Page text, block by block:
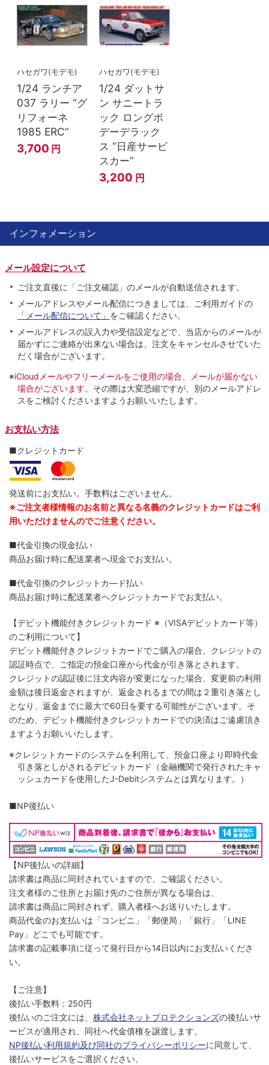
ハセガワ(モデモ)
1/24 ランチア
037 ラリー “グ
リフォーネ
1985 ERC”
3,700 円
ハセガワ(モデモ)
1/24 ダットサ
ン サニートラ
ック ロングボ
デーデラック
ス “日産サービ
スカー”
3,200 円
インフォメーション
メール設定について
ご注文直後に「ご注文確認」のメールが自動送信されます。
メールアドレスやメール配信につきましては、ご利用ガイドの
「メール配信について」 をご確認ください。
メールアドレスの誤入力や受信設定などで、当店からのメールが
届かずにご連絡が出来ない場合は、注文をキャンセルさせていた
だく場合がございます。
※iCloudメールやフリーメールをご使用の場合、メールが届かない
場合がございます。 その際は大変恐縮ですが、別のメールアドレ
スをご検討くださいますようお願いいたします。
お支払い方法
■クレジットカード
発送前にお支払い。手数料はございません。
※ご注文者様情報のお名前と異なる名義のクレジットカードはご利
用いただけませんのでご注意ください。
■代金引換の現金払い
商品お届け時に配送業者へ現金でお支払い。
■代金引換のクレジットカ―ド払い
商品お届け時に配送業者へクレジットカードでお支払い。
【デビット機能付きクレジットカード ※（VISAデビットカード等）
のご利用について】
デビット機能付きクレジットカードでご購入の場合、クレジットの
認証時点で、ご指定の預金口座から代金が引き落とされます。
クレジットの認証後に注文内容が変更になった場合、変更前の利用
金額は後日返金されますが、返金されるまでの間は２重引き落とし
となり、返金までに最大で60日を要する可能性がございます。そ
のため、デビット機能付きクレジットカードでの決済はご遠慮頂き
ますようお願いいたします。
※クレジットカードのシステムを利用して、預金口座より即時代金
引き落としがされるデビットカード（金融機関で発行されたキャ
ッシュカードを使用したJ-Debitシステムとは異なります。）
■NP後払い
【NP後払いの詳細】
請求書は商品に同封されていますので、ご確認ください。
注文者様のご住所とお届け先のご住所が異なる場合は、
請求書は商品に同封されず、購入者様へお送りいたします。
商品代金のお支払いは「コンビニ」「郵便局」「銀行」「LINE
Pay」どこでも可能です。
請求書の記載事項に従って発行日から14日以内にお支払いくださ
い。
【ご注意】
後払い手数料：250円
後払いのご注文には、 株式会社ネットプロテクションズの後払いサ
ービスが適用され、同社へ代金債権を譲渡します。
NP後払い利用規約及び同社のプライバシーポリシーに同意して、
後払いサービスをご選択ください。